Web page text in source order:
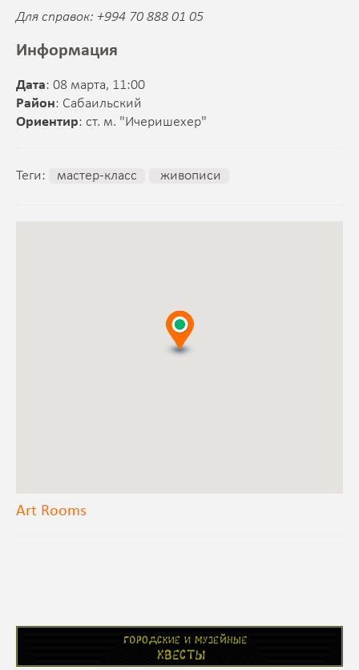
Для справок: +994 70 888 01 05
Информация
Дата: 08 марта, 11:00
Район: Сабаильский
Ориентир: ст. м. "Ичеришехер"
Теги: мастер-класс живописи
Art Rooms